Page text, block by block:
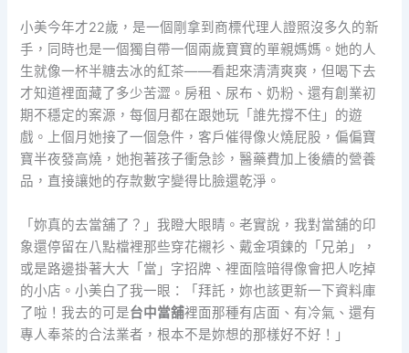
小美今年才22歲，是一個剛拿到商標代理人證照沒多久的新
手，同時也是一個獨自帶一個兩歲寶寶的單親媽媽。她的人
生就像一杯半糖去冰的紅茶——看起來清清爽爽，但喝下去
才知道裡面藏了多少苦澀。房租、尿布、奶粉、還有創業初
期不穩定的案源，每個月都在跟她玩「誰先撐不住」的遊
戲。上個月她接了一個急件，客戶催得像火燒屁股，偏偏寶
寶半夜發高燒，她抱著孩子衝急診，醫藥費加上後續的營養
品，直接讓她的存款數字變得比臉還乾淨。
「妳真的去當舖了？」我瞪大眼睛。老實說，我對當舖的印
象還停留在八點檔裡那些穿花襯衫、戴金項鍊的「兄弟」，
或是路邊掛著大大「當」字招牌、裡面陰暗得像會把人吃掉
的小店。小美白了我一眼：「拜託，妳也該更新一下資料庫
了啦！我去的可是台中當舖裡面那種有店面、有冷氣、還有
專人奉茶的合法業者，根本不是妳想的那樣好不好！」